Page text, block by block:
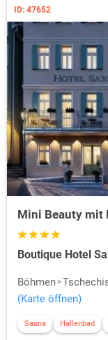
ID: 47652
Mini Beauty mit
Boutique Hotel
Böhmen
(Karte öffnen)
Sauna Hallenbad